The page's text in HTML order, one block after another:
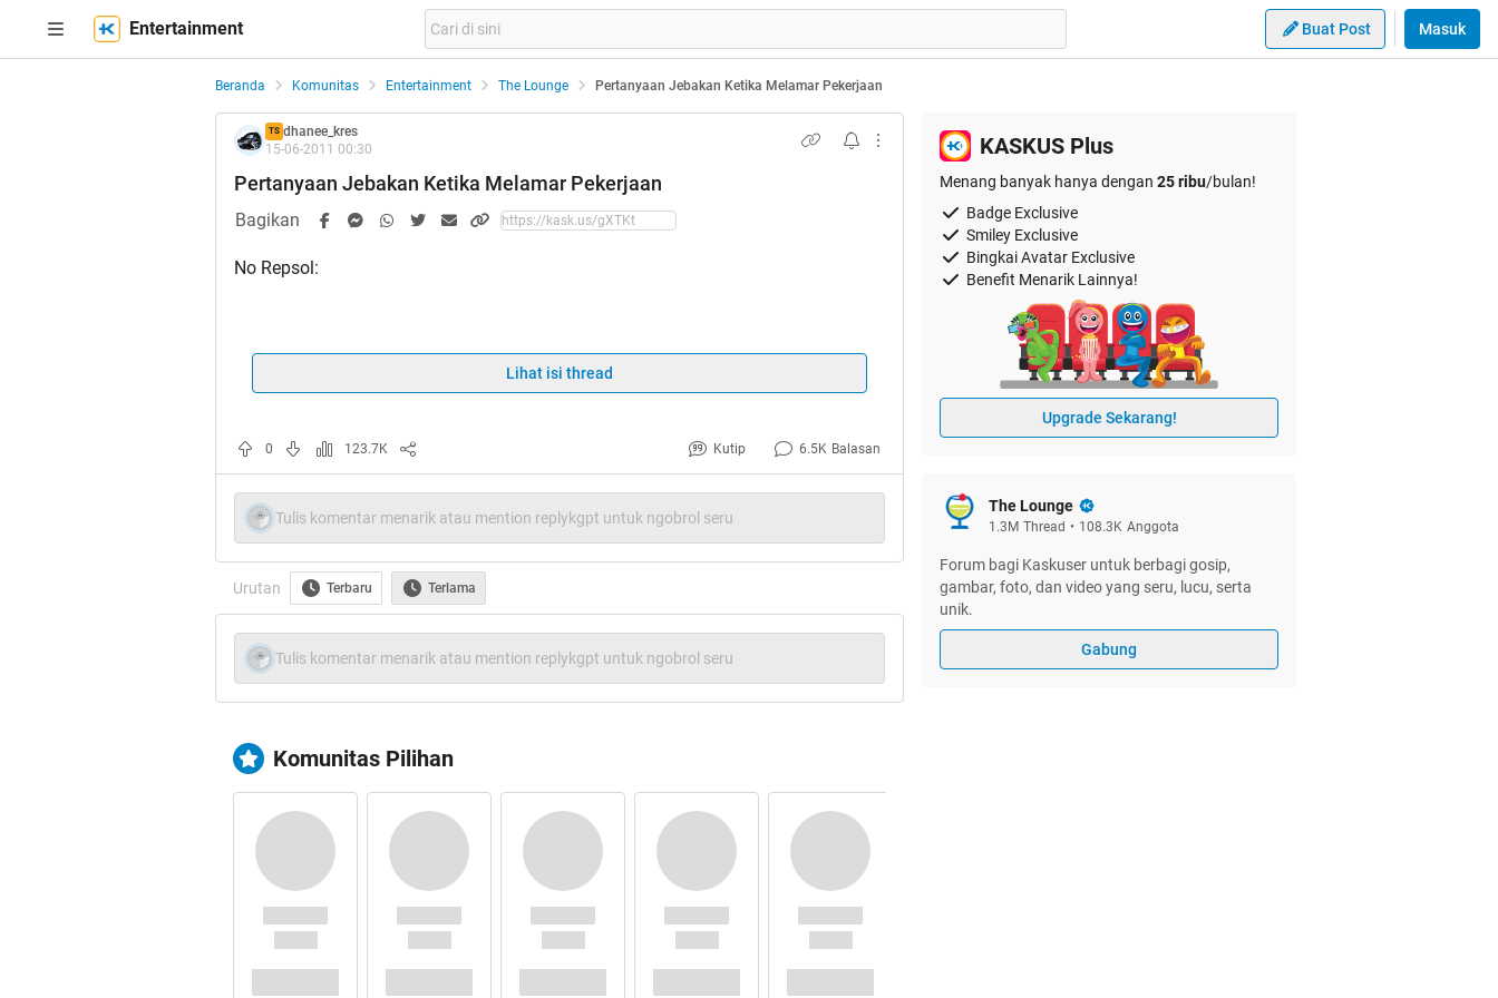
Entertainment Buat Post Masuk
Beranda Komunitas Entertainment The Lounge Pertanyaan Jebakan Ketika Melamar Pekerjaan
TS dhanee_kres
15-06-2011 00:30
Pertanyaan Jebakan Ketika Melamar Pekerjaan
Bagikan
No Repsol:
Spoilerfor1:
Spoilerfor2:
Spoilerfor3:
Spoilerfor4
Lihat isi thread
0 123.7K Kutip 6.5K Balasan
Tulis komentar menarik atau mention replykgpt untuk ngobrol seru
Urutan Terbaru Terlama
Tulis komentar menarik atau mention replykgpt untuk ngobrol seru
Komunitas Pilihan
KASKUS Plus
Menang banyak hanya dengan 25 ribu/bulan!
Badge Exclusive
Smiley Exclusive
Bingkai Avatar Exclusive
Benefit Menarik Lainnya!
Upgrade Sekarang!
The Lounge
1.3M Thread • 108.3K Anggota
Forum bagi Kaskuser untuk berbagi gosip,
gambar, foto, dan video yang seru, lucu, serta
unik.
Gabung